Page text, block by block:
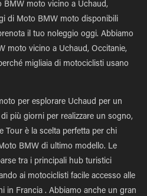
BMW moto vicino a Uchaud,
di Moto BMW moto disponibili
il tuo noleggio oggi. Abbiamo
moto vicino a Uchaud, Occitanie,
migliaia di motociclisti usano
per esplorare Uchaud per un
più giorni per realizzare un sogno,
Tour è la scelta perfetta per chi
BMW di ultimo modello. Le
tra i principali hub turistici
ai motociclisti facile accesso alle
in Francia . Abbiamo anche un gran